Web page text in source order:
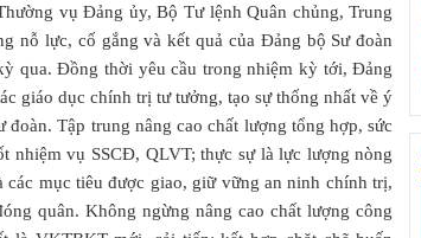
vụ Đảng ủy, Bộ Tư lệnh Quân chủng, Trung
nỗ lực, cố gắng và kết quả của Đảng bộ Sư đoàn
qua. Đồng thời yêu cầu trong nhiệm kỳ tới, Đảng
giáo dục chính trị tư tưởng, tạo sự thống nhất về ý
Tập trung nâng cao chất lượng tổng hợp, sức
nhiệm vụ SSCĐ, QLVT; thực sự là lực lượng nòng
mục tiêu được giao, giữ vững an ninh chính trị,
quân. Không ngừng nâng cao chất lượng công